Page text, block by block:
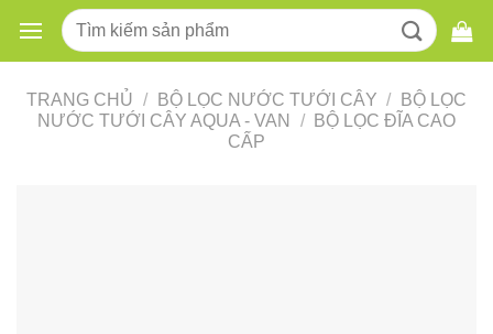
content
Tìm
kiếm:
TRANG CHỦ / BỘ LỌC NƯỚC TƯỚI CÂY /
BỘ LỌC
NƯỚC TƯỚI CÂY AQUA - VAN
/
BỘ LỌC ĐĨA CAO
CẤP